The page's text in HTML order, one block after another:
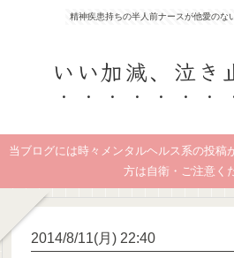
精神疾患持ちの半人前ナースが他愛のな
いい加減、泣き
当ブログには時々メンタルヘルス系の投稿
方は自衛・ご注意く
2014/8/11(月) 22:40